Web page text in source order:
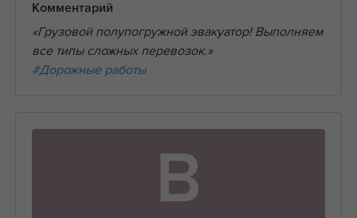
Комментарий
«Грузовой полупогружной эвакуатор! Выполняем
все типы сложных перевозок.»
#Дорожные работы
В